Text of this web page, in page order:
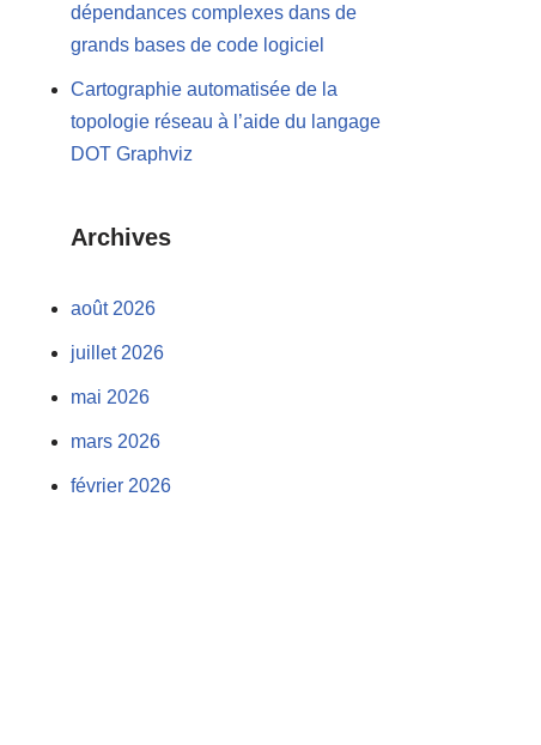
dépendances complexes dans de
grands bases de code logiciel
Cartographie automatisée de la
topologie réseau à l’aide du langage
DOT Graphviz
Archives
août 2026
juillet 2026
mai 2026
mars 2026
février 2026